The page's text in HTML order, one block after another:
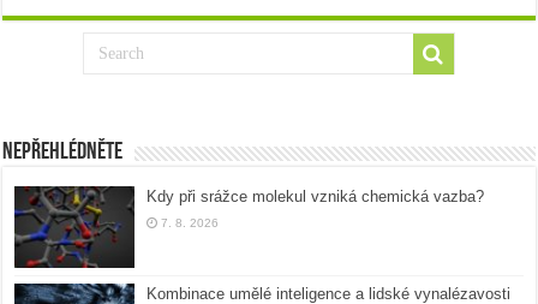
Nepřehlédněte
Kdy při srážce molekul vzniká chemická vazba?
7. 8. 2026
Kombinace umělé inteligence a lidské vynalézavosti